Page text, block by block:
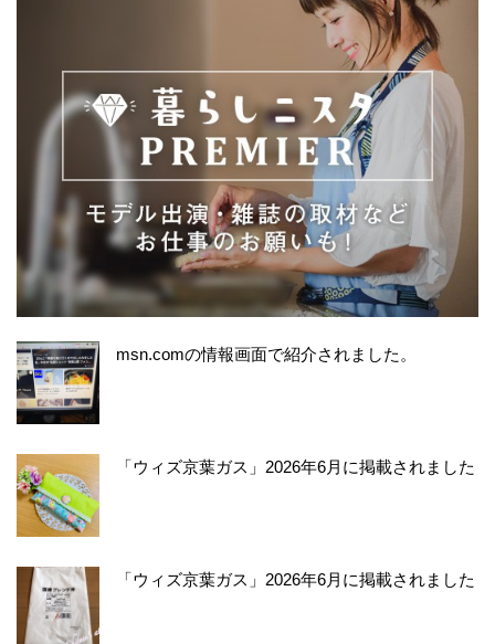
msn.comの情報画面で紹介されました。
「ウィズ京葉ガス」2026年6月に掲載されました
「ウィズ京葉ガス」2026年6月に掲載されました